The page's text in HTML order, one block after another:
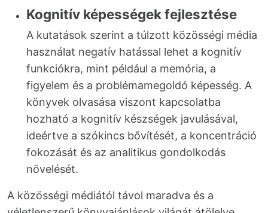
Kognitív képességek fejlesztése
A kutatások szerint a túlzott közösségi média
használat negatív hatással lehet a kognitív
funkciókra, mint például a memória, a
figyelem és a problémamegoldó képesség. A
könyvek olvasása viszont kapcsolatba
hozható a kognitív készségek javulásával,
ideértve a szókincs bővítését, a koncentráció
fokozását és az analitikus gondolkodás
növelését.
A közösségi médiától távol maradva és a